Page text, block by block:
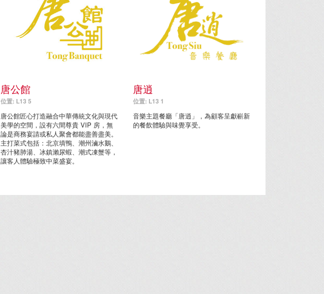
唐公館
位置: L13 5
唐公館匠心打造融合中華傳統文化與現代
美學的空間，設有六間尊貴 VIP 房，無
論是商務宴請或私人聚會都能盡善盡美。
主打菜式包括：北京填鴨、潮州滷水鵝、
杏汁豬肺湯、冰鎮瀨尿蝦、潮式凍蟹等，
讓客人體驗極致中菜盛宴。
唐逍
位置: L13 1
音樂主題餐廳「唐逍」，為顧客呈獻嶄新
的餐飲體驗與味覺享受。